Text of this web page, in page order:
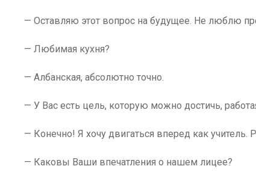
— Оставляю этот вопрос на будущее. Не люблю
— Любимая кухня?
— Албанская, абсолютно точно.
— У Вас есть цель, которую можно достичь,
— Конечно! Я хочу двигаться вперед как учитель.
— Каковы Ваши впечатления о нашем лицее?